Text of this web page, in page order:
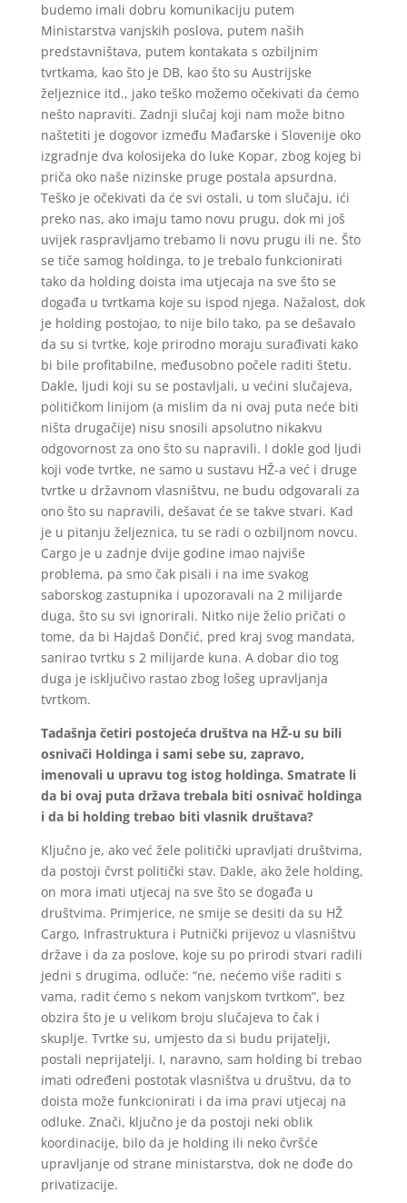
budemo imali dobru komunikaciju putem
Ministarstva vanjskih poslova, putem naših
predstavništava, putem kontakata s ozbiljnim
tvrtkama, kao što je DB, kao što su Austrijske
željeznice itd., jako teško možemo očekivati da ćemo
nešto napraviti. Zadnji slučaj koji nam može bitno
naštetiti je dogovor između Mađarske i Slovenije oko
izgradnje dva kolosijeka do luke Kopar, zbog kojeg bi
priča oko naše nizinske pruge postala apsurdna.
Teško je očekivati da će svi ostali, u tom slučaju, ići
preko nas, ako imaju tamo novu prugu, dok mi još
uvijek raspravljamo trebamo li novu prugu ili ne. Što
se tiče samog holdinga, to je trebalo funkcionirati
tako da holding doista ima utjecaja na sve što se
događa u tvrtkama koje su ispod njega. Nažalost, dok
je holding postojao, to nije bilo tako, pa se dešavalo
da su si tvrtke, koje prirodno moraju surađivati kako
bi bile profitabilne, međusobno počele raditi štetu.
Dakle, ljudi koji su se postavljali, u većini slučajeva,
političkom linijom (a mislim da ni ovaj puta neće biti
ništa drugačije) nisu snosili apsolutno nikakvu
odgovornost za ono što su napravili. I dokle god ljudi
koji vode tvrtke, ne samo u sustavu HŽ-a već i druge
tvrtke u državnom vlasništvu, ne budu odgovarali za
ono što su napravili, dešavat će se takve stvari. Kad
je u pitanju željeznica, tu se radi o ozbiljnom novcu.
Cargo je u zadnje dvije godine imao najviše
problema, pa smo čak pisali i na ime svakog
saborskog zastupnika i upozoravali na 2 milijarde
duga, što su svi ignorirali. Nitko nije želio pričati o
tome, da bi Hajdaš Dončić, pred kraj svog mandata,
sanirao tvrtku s 2 milijarde kuna. A dobar dio tog
duga je isključivo rastao zbog lošeg upravljanja
tvrtkom.
Tadašnja četiri postojeća društva na HŽ-u su bili
osnivači Holdinga i sami sebe su, zapravo,
imenovali u upravu tog istog holdinga. Smatrate li
da bi ovaj puta država trebala biti osnivač holdinga
i da bi holding trebao biti vlasnik društava?
Ključno je, ako već žele politički upravljati društvima,
da postoji čvrst politički stav. Dakle, ako žele holding,
on mora imati utjecaj na sve što se događa u
društvima. Primjerice, ne smije se desiti da su HŽ
Cargo, Infrastruktura i Putnički prijevoz u vlasništvu
države i da za poslove, koje su po prirodi stvari radili
jedni s drugima, odluče: “ne, nećemo više raditi s
vama, radit ćemo s nekom vanjskom tvrtkom”, bez
obzira što je u velikom broju slučajeva to čak i
skuplje. Tvrtke su, umjesto da si budu prijatelji,
postali neprijatelji. I, naravno, sam holding bi trebao
imati određeni postotak vlasništva u društvu, da to
doista može funkcionirati i da ima pravi utjecaj na
odluke. Znači, ključno je da postoji neki oblik
koordinacije, bilo da je holding ili neko čvršće
upravljanje od strane ministarstva, dok ne dođe do
privatizacije.